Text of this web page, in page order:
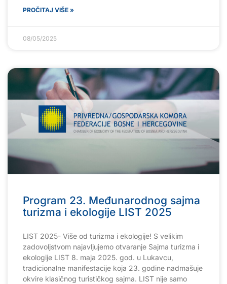
PROČITAJ VIŠE »
08/05/2025
Program 23. Međunarodnog sajma
turizma i ekologije LIST 2025
LIST 2025- Više od turizma i ekologije! S velikim
zadovoljstvom najavljujemo otvaranje Sajma turizma i
ekologije LIST 8. maja 2025. god. u Lukavcu,
tradicionalne manifestacije koja 23. godine nadmašuje
okvire klasičnog turističkog sajma. LIST nije samo